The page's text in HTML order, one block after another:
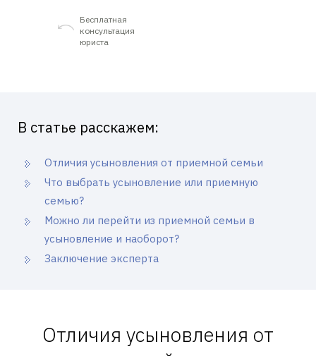
Бесплатная
консультация
юриста
В статье расскажем:
Отличия усыновления от приемной семьи
Что выбрать усыновление или приемную
семью?
Можно ли перейти из приемной семьи в
усыновление и наоборот?
Заключение эксперта
Отличия усыновления от